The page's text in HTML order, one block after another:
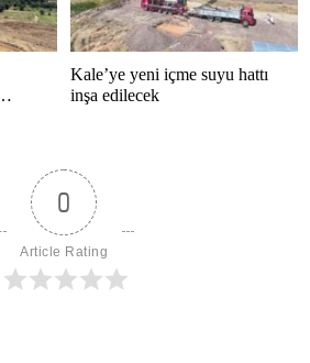
Kale’ye yeni içme suyu hattı
inşa edilecek
0
Article Rating